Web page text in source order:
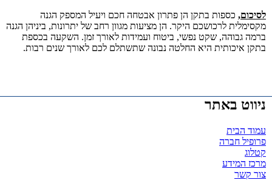
לסיכום, כספות בתקן הן פתרון אבטחה חכם ויעיל המספק הגנה
מקסימלית לרכושכם היקר. הן מציעות מגוון רחב של יתרונות, ביניהן הגנה
ברמה גבוהה, שקט נפשי, ביטוח ועמידות לאורך זמן. השקעה בכספת
בתקן איכותית היא החלטה נבונה שתשתלם לכם לאורך שנים רבות.
ניווט באתר
עמוד הבית
פרופיל חברה
קטלוג
מרכז המידע
צור קשר